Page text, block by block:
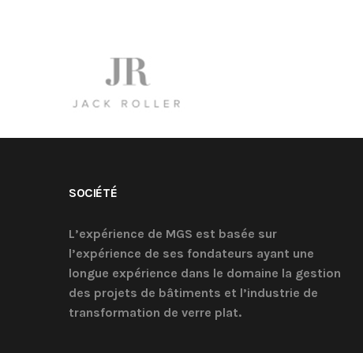
SOCIÉTÉ
L’expérience de MGS est basée sur
l’expérience de ses fondateurs ayant une
longue expérience dans le domaine la gestion
des projets de bâtiments et l’industrie de
transformation de verre plat.